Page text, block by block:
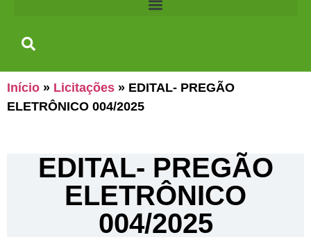
Início » Licitações » EDITAL- PREGÃO
ELETRÔNICO 004/2025
EDITAL- PREGÃO
ELETRÔNICO
004/2025